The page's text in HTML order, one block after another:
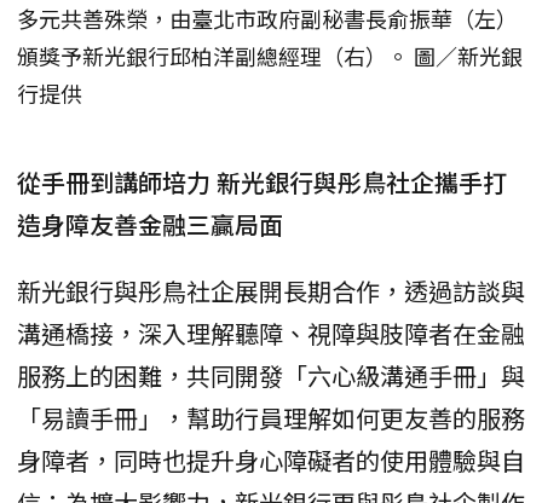
多元共善殊榮，由臺北市政府副秘書長俞振華（左）
頒獎予新光銀行邱柏洋副總經理（右）。 圖／新光銀
行提供
從手冊到講師培力 新光銀行與彤鳥社企攜手打
造身障友善金融三贏局面
新光銀行與彤鳥社企展開長期合作，透過訪談與
溝通橋接，深入理解聽障、視障與肢障者在金融
服務上的困難，共同開發「六心級溝通手冊」與
「易讀手冊」，幫助行員理解如何更友善的服務
身障者，同時也提升身心障礙者的使用體驗與自